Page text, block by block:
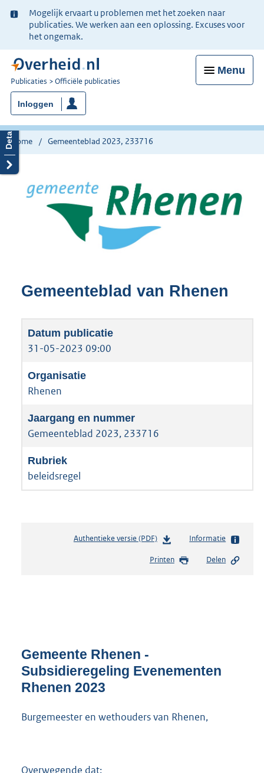
Ter
informatie:
Mogelijk ervaart u problemen met het zoeken naar
publicaties. We werken aan een oplossing. Excuses voor
het ongemak.
Menu
U
bent
nu
hier:
Publicaties Officiële publicaties
Inloggen
Home Gemeenteblad 2023, 233716
Gemeenteblad van Rhenen
31-05-2023 09:00
Rhenen
Gemeenteblad 2023, 233716
beleidsregel
Authentieke versie (PDF)b
s
o
Informatie
Printen Delen
Gemeente Rhenen -
Subsidieregeling Evenementen
Rhenen 2023
Burgemeester en wethouders van Rhenen,
Overwegende dat: